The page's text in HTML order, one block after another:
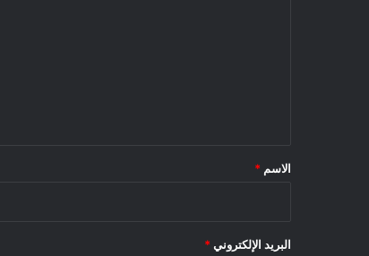
*
الاسم *
البريد الإلكتروني *